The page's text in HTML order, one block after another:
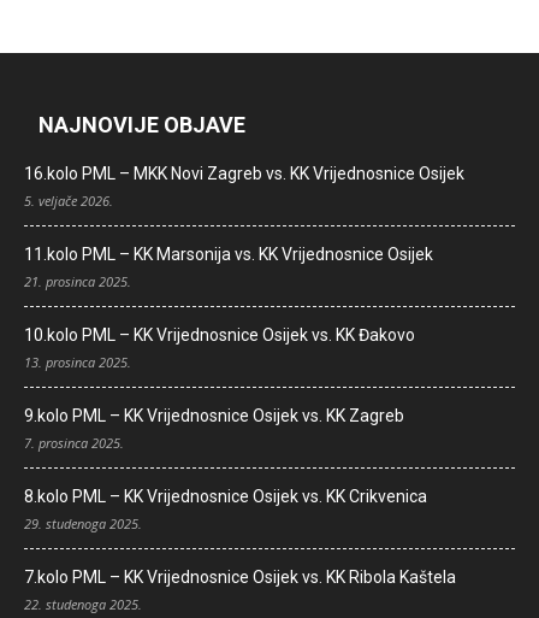
NAJNOVIJE OBJAVE
16.kolo PML – MKK Novi Zagreb vs. KK Vrijednosnice Osijek
5. veljače 2026.
11.kolo PML – KK Marsonija vs. KK Vrijednosnice Osijek
21. prosinca 2025.
10.kolo PML – KK Vrijednosnice Osijek vs. KK Đakovo
13. prosinca 2025.
9.kolo PML – KK Vrijednosnice Osijek vs. KK Zagreb
7. prosinca 2025.
8.kolo PML – KK Vrijednosnice Osijek vs. KK Crikvenica
29. studenoga 2025.
7.kolo PML – KK Vrijednosnice Osijek vs. KK Ribola Kaštela
22. studenoga 2025.